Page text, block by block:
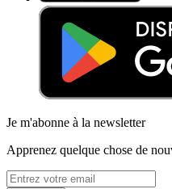
Je m'abonne à la newsletter
Apprenez quelque chose de